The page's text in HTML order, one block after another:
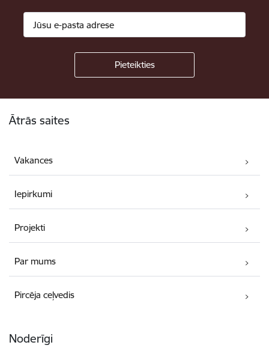
Ātrās saites
Vakances
Iepirkumi
Projekti
Par mums
Pircēja ceļvedis
Noderīgi